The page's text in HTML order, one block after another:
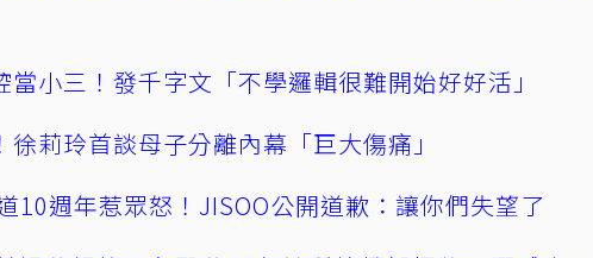
小三！發千字文「不學邏輯很難開始好好活」
徐莉玲首談母子分離內幕「巨大傷痛」
10週年惹眾怒！JISOO公開道歉：讓你們失望了